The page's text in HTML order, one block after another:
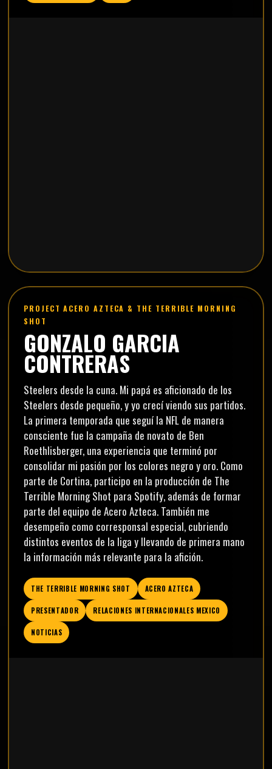
PROJECT ACERO AZTECA & THE TERRIBLE MORNING
SHOT
GONZALO GARCIA
CONTRERAS
Steelers desde la cuna. Mi papá es aficionado de los
Steelers desde pequeño, y yo crecí viendo sus partidos.
La primera temporada que seguí la NFL de manera
consciente fue la campaña de novato de Ben
Roethlisberger, una experiencia que terminó por
consolidar mi pasión por los colores negro y oro. Como
parte de Cortina, participo en la producción de The
Terrible Morning Shot para Spotify, además de formar
parte del equipo de Acero Azteca. También me
desempeño como corresponsal especial, cubriendo
distintos eventos de la liga y llevando de primera mano
la información más relevante para la afición.
THE TERRIBLE MORNING SHOT ACERO AZTECA
PRESENTADOR RELACIONES INTERNACIONALES MEXICO
NOTICIAS